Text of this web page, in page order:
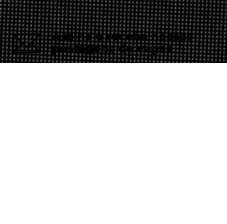
Assine e receba nossas
postagens de vagas